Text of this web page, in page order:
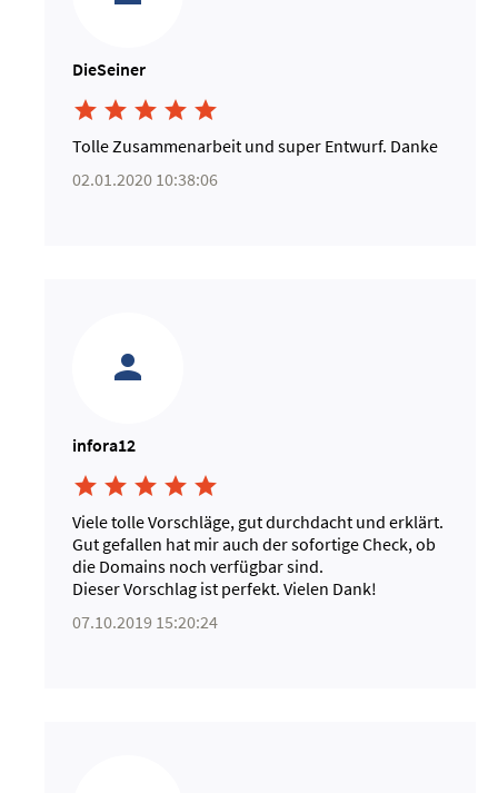
DieSeiner
    
Tolle Zusammenarbeit und super Entwurf. Danke
02.01.2020 10:38:06
infora12
    
Viele tolle Vorschläge, gut durchdacht und erklärt.
Gut gefallen hat mir auch der sofortige Check, ob
die Domains noch verfügbar sind.
Dieser Vorschlag ist perfekt. Vielen Dank!
07.10.2019 15:20:24